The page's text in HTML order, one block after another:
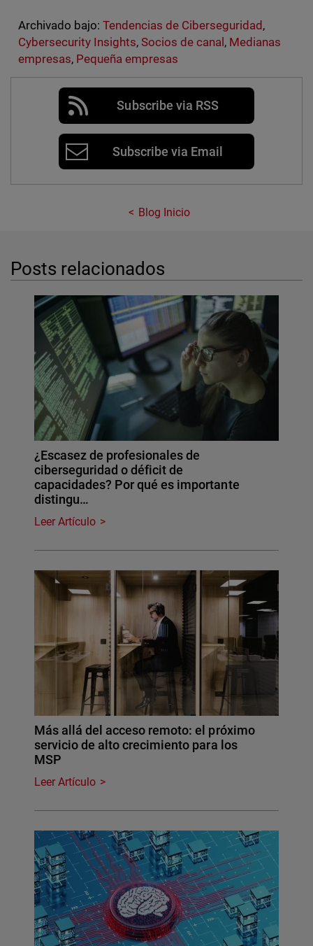
Archivado bajo: Tendencias de Ciberseguridad ,
Cybersecurity Insights, Socios de canal , Medianas
empresas, Pequeña empresas
Subscribe via RSS
Subscribe via Email
Blog Inicio
Posts relacionados
¿Escasez de profesionales de
ciberseguridad o déficit de
capacidades? Por qué es importante
distingu…
Leer Artículo
Más allá del acceso remoto: el próximo
servicio de alto crecimiento para los
MSP
Leer Artículo